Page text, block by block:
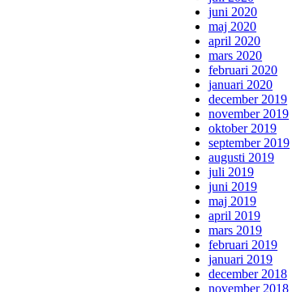
juni 2020
maj 2020
april 2020
mars 2020
februari 2020
januari 2020
december 2019
november 2019
oktober 2019
september 2019
augusti 2019
juli 2019
juni 2019
maj 2019
april 2019
mars 2019
februari 2019
januari 2019
december 2018
november 2018